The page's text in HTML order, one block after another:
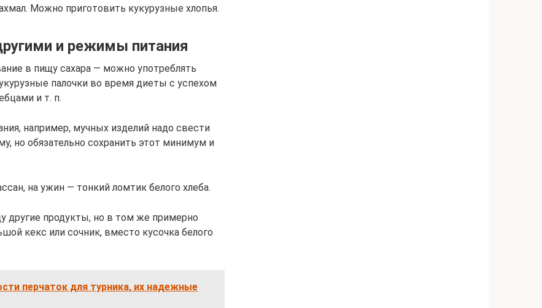
Можно приготовить кукурузные хлопья.
и режимы питания
в пищу сахара — можно употреблять
палочки во время диеты с успехом
и т. п.
например, мучных изделий надо свести
но обязательно сохранить этот минимум и
на ужин — тонкий ломтик белого хлеба.
другие продукты, но в том же примерно
кекс или сочник, вместо кусочка белого
перчаток для турника, их надежные